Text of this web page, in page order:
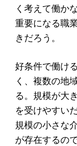
く考えて働か
重要になる職
きだろう。
好条件で働け
く、複数の地
る。規模が大
を受けやすい
規模の小さな
が存在するの